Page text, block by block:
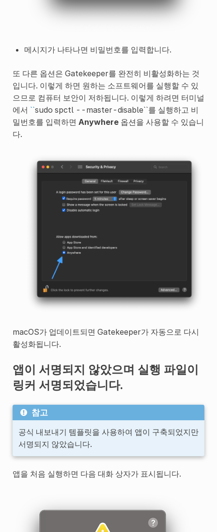
메시지가 나타나면 비밀번호를 입력합니다.
또 다른 옵션은 Gatekeeper를 완전히 비활성화하는 것
입니다. 이렇게 하면 원하는 소프트웨어를 실행할 수 있
으므로 컴퓨터 보안이 저하됩니다. 이렇게 하려면 터미널
에서 ``sudo spctl --master-disable``를 실행하고 비
밀번호를 입력하면 Anywhere옵션을 사용할 수 있습니
다.
macOS가 업데이트되면 Gatekeeper가 자동으로 다시
활성화됩니다.
앱이 서명되지 않았으며 실행 파일이
링커 서명되었습니다.
참고
공식 내보내기 템플릿을 사용하여 앱이 구축되었지만
서명되지 않았습니다.
앱을 처음 실행하면 다음 대화 상자가 표시됩니다.